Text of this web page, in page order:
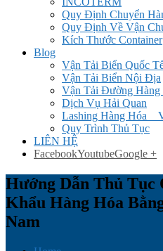
Quy Định Chuyển
Quy Định Về Vận
Kích Thước Container
Blog
Vận Tải Biển Quốc
Vận Tải Biển Nội Địa
Vận Tải Đường Hàng
Dịch Vụ Hải Quan
Lashing Hàng Hóa _
Quy Trình Thủ Tục
LIÊN HỆ
FacebookYoutubeGoogle +
Hướng Dẫn Thủ Tục
Khẩu Hàng Hóa
Nam